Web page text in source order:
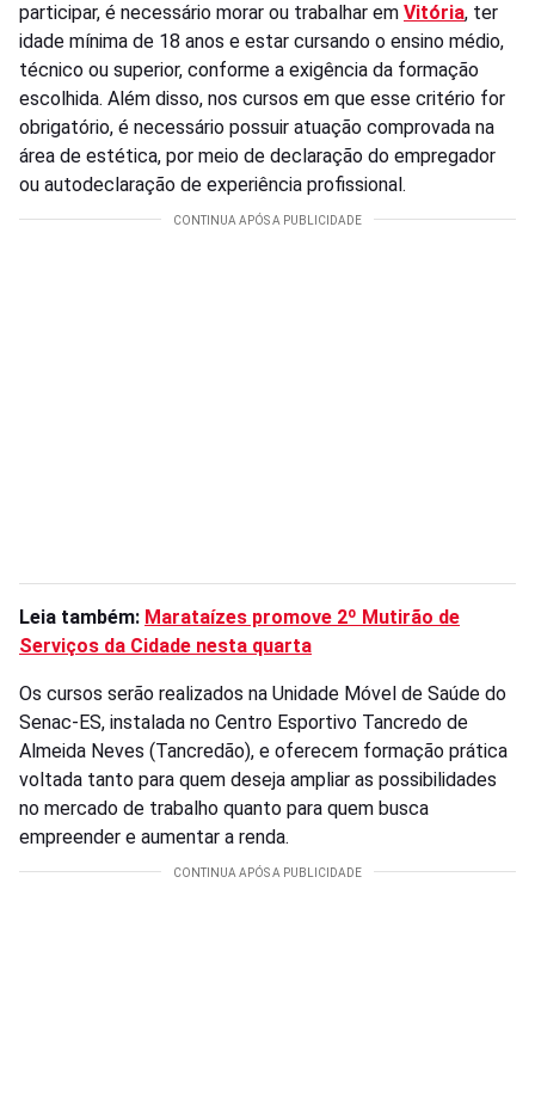
participar, é necessário morar ou trabalhar em Vitória, ter
idade mínima de 18 anos e estar cursando o ensino médio,
técnico ou superior, conforme a exigência da formação
escolhida. Além disso, nos cursos em que esse critério for
obrigatório, é necessário possuir atuação comprovada na
área de estética, por meio de declaração do empregador
ou autodeclaração de experiência profissional.
Leia também: Marataízes promove 2º Mutirão de
Serviços da Cidade nesta quarta
Os cursos serão realizados na Unidade Móvel de Saúde do
Senac-ES, instalada no Centro Esportivo Tancredo de
Almeida Neves (Tancredão), e oferecem formação prática
voltada tanto para quem deseja ampliar as possibilidades
no mercado de trabalho quanto para quem busca
empreender e aumentar a renda.